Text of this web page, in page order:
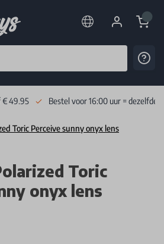
Cart
€ 49.95 Bestel voor 16:00 uur = dezelfde
Toric Perceive sunny onyx lens
Toric
onyx lens